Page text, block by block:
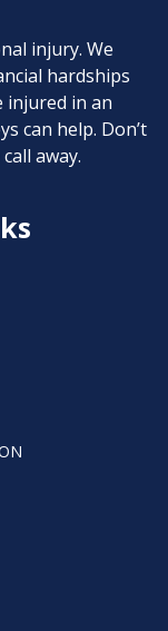
injury. We
hardships
injured in an
can help. Don’t
away.